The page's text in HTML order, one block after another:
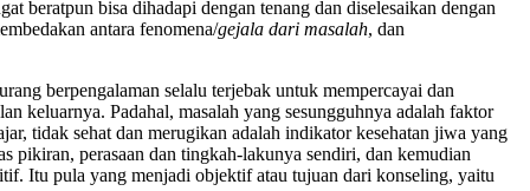
beratpun bisa dihadapi dengan tenang dan diselesaikan dengan
antara fenomena/gejala dari masalah, dan
berpengalaman selalu terjebak untuk mempercayai dan
keluarnya. Padahal, masalah yang sesungguhnya adalah faktor
tidak sehat dan merugikan adalah indikator kesehatan jiwa yang
pikiran, perasaan dan tingkah-lakunya sendiri, dan kemudian
Itu pula yang menjadi objektif atau tujuan dari konseling, yaitu